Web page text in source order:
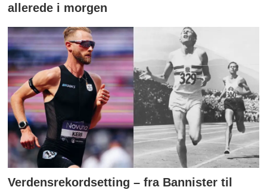
allerede i morgen
Verdensrekordsetting – fra Bannister til